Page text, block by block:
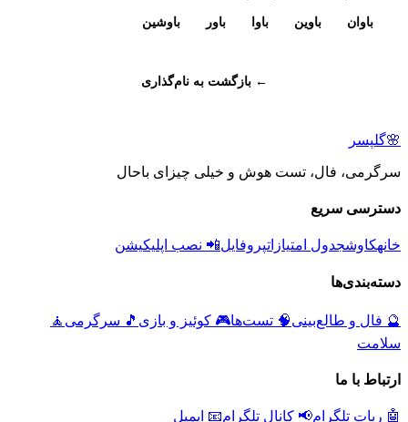
باوان باوین باوا باور باوشین
← بازگشت به نام‌گذاری
🌸گلپسر
سرگرمی، فال، تست هوش و خیلی چیزای باحال
دسترسی سریع
خانهکاوشجدول امتیازاتپروفایل📲 نصب اپلیکیشن
دسته‌بندی‌ها
🔮 فال و طالع‌بینی🧠 تست‌ها🎮 کوئیز و بازی 🎵 سرگرمی 🧘
سلامت
ارتباط با ما
🤖 ربات تلگرام📢 کانال تلگرام📧 ایمیل